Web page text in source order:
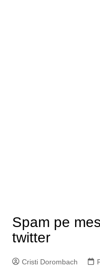
Spam pe
twitter
Cristi Dorombach